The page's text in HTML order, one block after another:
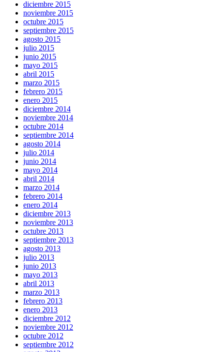
diciembre 2015
noviembre 2015
octubre 2015
septiembre 2015
agosto 2015
julio 2015
junio 2015
mayo 2015
abril 2015
marzo 2015
febrero 2015
enero 2015
diciembre 2014
noviembre 2014
octubre 2014
septiembre 2014
agosto 2014
julio 2014
junio 2014
mayo 2014
abril 2014
marzo 2014
febrero 2014
enero 2014
diciembre 2013
noviembre 2013
octubre 2013
septiembre 2013
agosto 2013
julio 2013
junio 2013
mayo 2013
abril 2013
marzo 2013
febrero 2013
enero 2013
diciembre 2012
noviembre 2012
octubre 2012
septiembre 2012